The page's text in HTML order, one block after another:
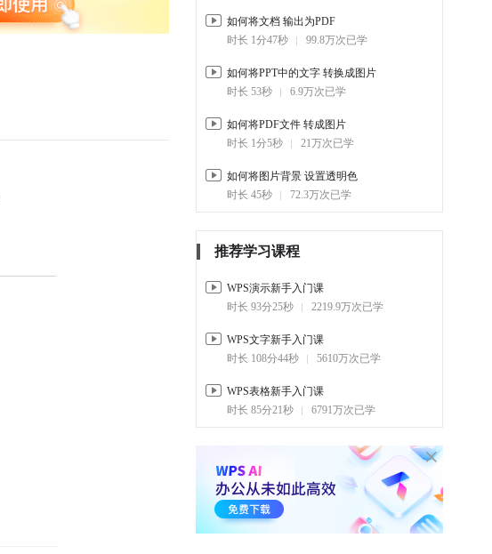
如何将文档 输出为PDF
时长 1分47秒
99.8万次已学
如何将PPT中的文字 转换成图片
时长 53秒
6.9万次已学
如何将PDF文件 转成图片
时长 1分5秒
21万次已学
如何将图片背景 设置透明色
时长 45秒
72.3万次已学
推荐学习课程
WPS演示新手入门课
时长 93分25秒
2219.9万次已学
WPS文字新手入门课
时长 108分44秒
5610万次已学
WPS表格新手入门课
时长 85分21秒
6791万次已学